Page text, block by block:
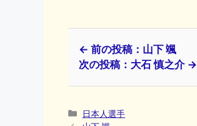
← 前の投稿：山下 颯
次の投稿：大石 慎之介 →
カ
日本人選手